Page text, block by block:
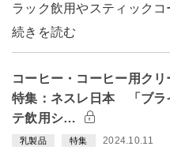
ラック飲用やスティック
続きを読む
コーヒー・コーヒー用クリ
特集：ネスレ日本 「ブ
テ飲用シ…
乳製品 特集 2024.10.11